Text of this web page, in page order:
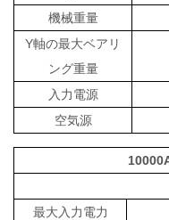
機械重量
Y軸の最大ベアリ
ング重量
入力電源
空気源
最大入力電力